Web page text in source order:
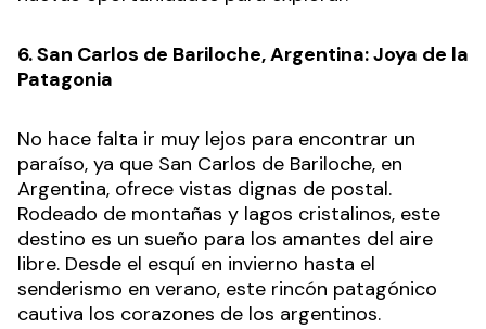
6. San Carlos de Bariloche, Argentina: Joya de la
Patagonia
No hace falta ir muy lejos para encontrar un
paraíso, ya que San Carlos de Bariloche, en
Argentina, ofrece vistas dignas de postal.
Rodeado de montañas y lagos cristalinos, este
destino es un sueño para los amantes del aire
libre. Desde el esquí en invierno hasta el
senderismo en verano, este rincón patagónico
cautiva los corazones de los argentinos.